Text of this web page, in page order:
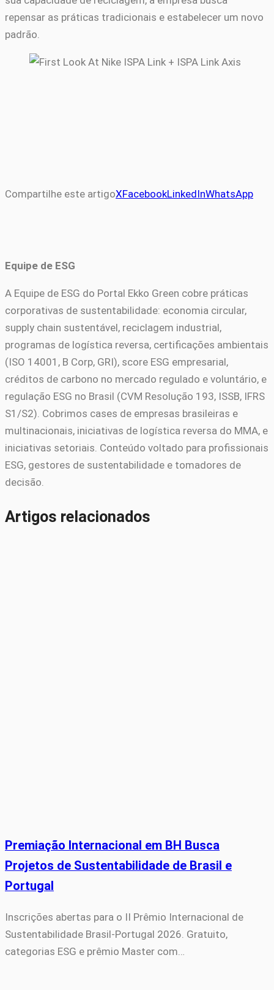
repensar as práticas tradicionais e estabelecer um novo
padrão.
Compartilhe este artigoXFacebookLinkedInWhatsApp
Equipe de ESG
A Equipe de ESG do Portal Ekko Green cobre práticas
corporativas de sustentabilidade: economia circular,
supply chain sustentável, reciclagem industrial,
programas de logística reversa, certificações ambientais
(ISO 14001, B Corp, GRI), score ESG empresarial,
créditos de carbono no mercado regulado e voluntário, e
regulação ESG no Brasil (CVM Resolução 193, ISSB, IFRS
S1/S2). Cobrimos cases de empresas brasileiras e
multinacionais, iniciativas de logística reversa do MMA, e
iniciativas setoriais. Conteúdo voltado para profissionais
ESG, gestores de sustentabilidade e tomadores de
decisão.
Artigos relacionados
Premiação Internacional em BH Busca
Projetos de Sustentabilidade de Brasil e
Portugal
Inscrições abertas para o II Prêmio Internacional de
Sustentabilidade Brasil-Portugal 2026. Gratuito,
categorias ESG e prêmio Master com…